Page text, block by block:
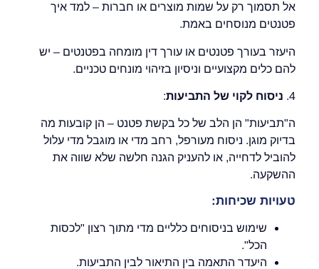
אל תסמוך רק על שמות מוצרים או חברות – למד איך
פטנטים מנוסחים באמת.
היעזר בעורך פטנטים או עורך דין מומחה בפטנטים – יש
להם כלים מקצועיים וניסיון בזיהוי מונחים טכניים.
4. ניסוח לקוי של התביעות:
ה"תביעות" הן הלב של כל בקשת פטנט – הן קובעות מה
בדיוק מוגן. ניסוח מעורפל, רחב מדי או מוגבל מדי עלול
להוביל לדחייה, או להעניק הגנה חלשה שלא שווה את
ההשקעה.
טעויות שכיחות:
שימוש בניסוחים כלליים מדי מתוך רצון "לכסות
הכל".
היעדר התאמה בין התיאור לבין התביעות.